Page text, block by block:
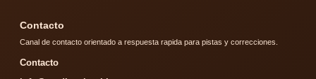
Contacto
Canal de contacto orientado a respuesta rapida para pistas y correcciones.
Contacto